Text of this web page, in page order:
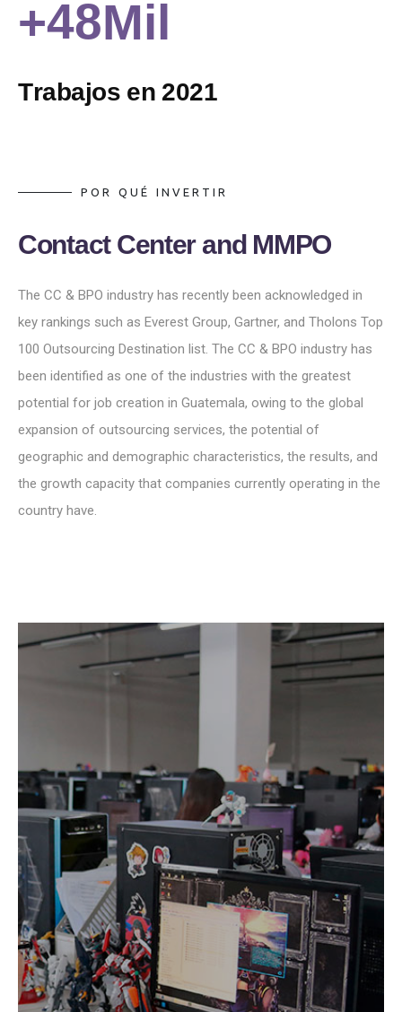
+48Mil
Trabajos en 2021
P O R Q U É I N V E R T I R
Contact Center and MMPO
The CC & BPO industry has recently been acknowledged in
key rankings such as Everest Group, Gartner, and Tholons Top
100 Outsourcing Destination list. The CC & BPO industry has
been identified as one of the industries with the greatest
potential for job creation in Guatemala, owing to the global
expansion of outsourcing services, the potential of
geographic and demographic characteristics, the results, and
the growth capacity that companies currently operating in the
country have.